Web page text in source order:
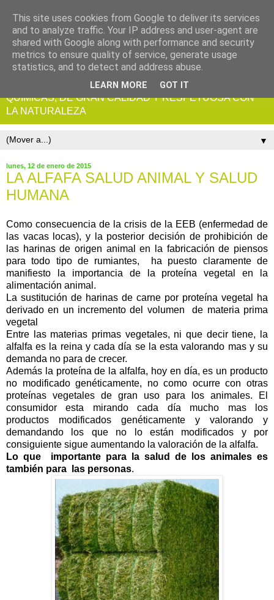
ALFALFA ECOLOGICA CERTIFICADA, SIN RESIDUOS
QUIMICAS, DE GRAN CALIDAD Y RESPETUOSA CON
LA NATURALEZA
▼
lunes, 12 de enero de 2015
LA ALFAFA SALUD ANIMAL Y SALUD
HUMANA
Como consecuencia de la crisis de la EEB (enfermedad de
las vacas locas), y la posterior decisión de prohibición de
las harinas de origen animal en la fabricación de piensos
para todo tipo de rumiantes, ha puesto claramente de
manifiesto la importancia de la proteína vegetal en la
alimentación animal.
La sustitución de harinas de carne por proteína vegetal ha
derivado en un incremento del volumen de materia prima
vegetal
Entre las materias primas vegetales, ni que decir tiene, la
alfalfa es la reina y cada día se la esta valorando mas y su
demanda no para de crecer.
Además la proteína de la alfalfa, hoy en día, es un producto
no modificado genéticamente, no como ocurre con otras
proteínas vegetales de gran uso para los animales. El
consumidor esta mirando cada día mucho mas los
productos modificados genéticamente y valorando y
demandando los que no lo están modificados y por
consiguiente sigue aumentando la valoración de la alfalfa.
Lo que importante para la salud de los animales es
también para las personas.
This site uses cookies from Google to deliver its services
and to analyze traffic. Your IP address and user-agent are
shared with Google along with performance and security
metrics to ensure quality of service, generate usage
statistics, and to detect and address abuse.
LEARN MORE GOT IT